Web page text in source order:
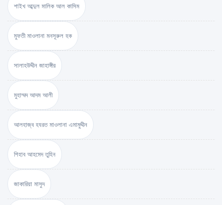
শাইখ আব্দুল মালিক আল কাসিম
মুফতী মাওলানা মনসূরুল হক
সালাহউদ্দীন জাহাঙ্গীর
মুহাম্মদ আদম আলী
আলহাজ্ব হযরত মাওলানা এমামুদ্দীন
শিহাব আহমেদ তুহিন
জাকারিয়া মাসুদ